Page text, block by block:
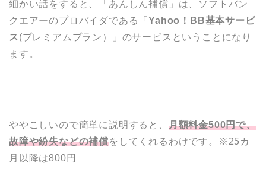
細かい話をすると、「あんしん補償」は、ソフトバン
クエアーのプロバイダである「Yahoo！BB基本サービ
ス (プレミアムプラン）」のサービスということになり
ます。
ややこしいので簡単に説明すると、 月額料金500円で、
故障や紛失などの補償をしてくれるわけです。※25カ
月以降は800円